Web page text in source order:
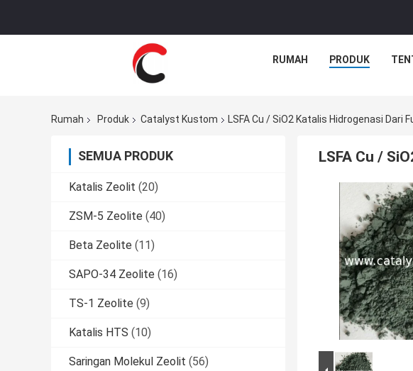
RUMAH PRODUK
Rumah Produk Catalyst Kustom LSFA Cu / SiO2 Katalis Hidrogenasi Dari
SEMUA PRODUK
Katalis Zeolit (20)
ZSM-5 Zeolite (40)
Beta Zeolite (11)
SAPO-34 Zeolite (16)
TS-1 Zeolite (9)
Katalis HTS (10)
Saringan Molekul Zeolit (56)
LSFA Cu /